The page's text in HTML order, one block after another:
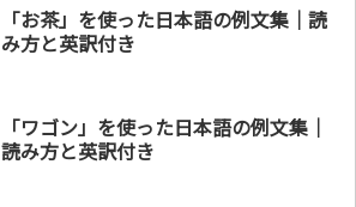
「お茶」を使った日本語の例文集｜読
み方と英訳付き
「ワゴン」を使った日本語の例文集｜
読み方と英訳付き